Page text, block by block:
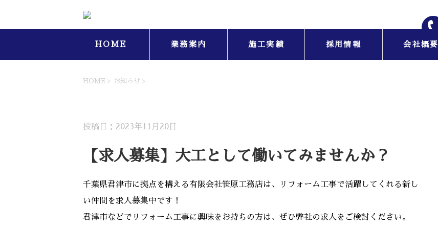
HOME 業務案内 施工実績 採用情報 会社概要
HOME > お知らせ >
投稿日：2023年11月20日
【求人募集】大工として働いてみませんか？
千葉県君津市に拠点を構える有限会社笹原工務店は、リフォーム工事で活躍してくれる新し
い仲間を求人募集中です！
君津市などでリフォーム工事に興味をお持ちの方は、ぜひ弊社の求人をご検討ください。